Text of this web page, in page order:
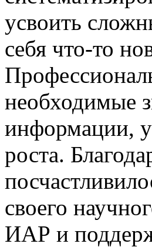
усвоить
себя что-то
необходимые
информации,
роста.
своего
ИАР и